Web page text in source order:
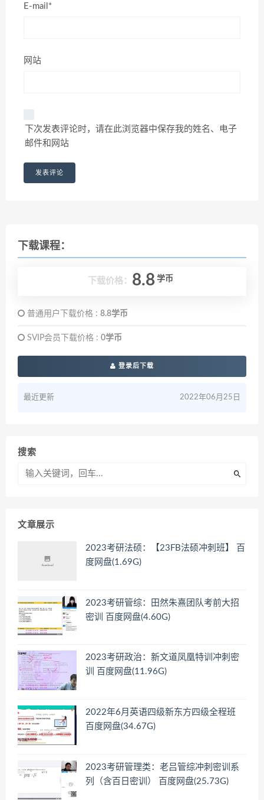
E-mail*
网站
下次发表评论时，请在此浏览器中保存我的姓名、电子
邮件和网站
下载课程：
下载价格： 8.8 学币
普通用户下载价格 : 8.8学币
SVIP会员下载价格 : 0学币
登录后下载
最近更新 2022年06月25日
搜索
文章展示
2023考研法硕：【23FB法硕冲刺班】 百
度网盘(1.69G)
2023考研管综：田然朱熹团队考前大招
密训 百度网盘(4.60G)
2023考研政治：新文道凤凰特训冲刺密
训 百度网盘(11.96G)
2022年6月英语四级新东方四级全程班
百度网盘(34.67G)
2023考研管理类：老吕管综冲刺密训系
列（含百日密训） 百度网盘(25.73G)